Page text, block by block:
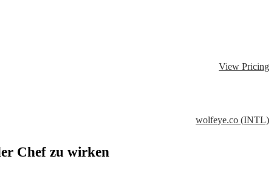
View Pricing
wolfeye.co (INTL)
Chef zu wirken